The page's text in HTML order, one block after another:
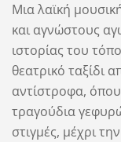
Μια λαϊκή
και αγνώστους
ιστορίας του
θεατρικό ταξίδι
αντίστροφα,
τραγούδια
στιγμές, μέχρι